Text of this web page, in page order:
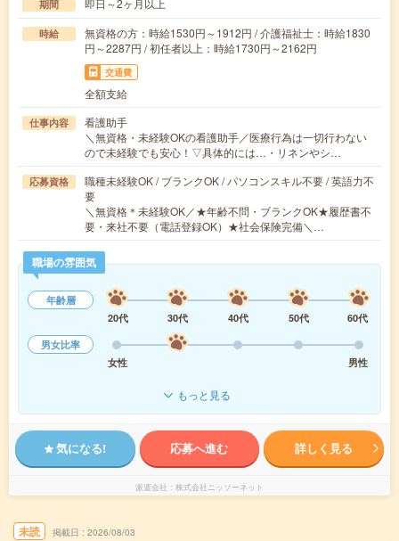
期間 即日～2ヶ月以上
時給
無資格の方：時給1530円～1912円 / 介護福祉士：時給1830
円～2287円 / 初任者以上：時給1730円～2162円
交通費
全額支給
仕事内容
看護助手
＼無資格・未経験OKの看護助手／医療行為は一切行わない
ので未経験でも安心！▽具体的には…・リネンやシ…
応募資格
職種未経験OK / ブランクOK / パソコンスキル不要 / 英語力不
要
＼無資格＊未経験OK／★年齢不問・ブランクOK★履歴書不
要・来社不要（電話登録OK）★社会保険完備＼…
職場の雰囲気
年齢層
20代
30代 40代 50代
60代
男女比率
女性
男性
もっと見る
気になる! 応募へ進む 詳しく見る
派遣会社 株式会社ニッソーネット
未読 掲載日 2026/08/03